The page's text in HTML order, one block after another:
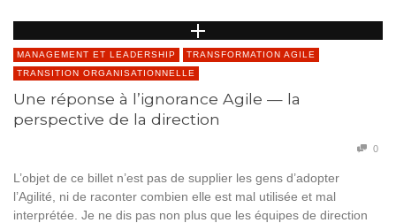
MANAGEMENT ET LEADERSHIP
TRANSFORMATION AGILE
TRANSITION ORGANISATIONNELLE
Une réponse à l’ignorance Agile — la
perspective de la direction
0
L’objet de ce billet n’est pas de supplier les gens d’adopter
l’Agilité, ni de raconter combien elle est mal utilisée et mal
interprétée. Je ne dis pas non plus que les équipes de direction